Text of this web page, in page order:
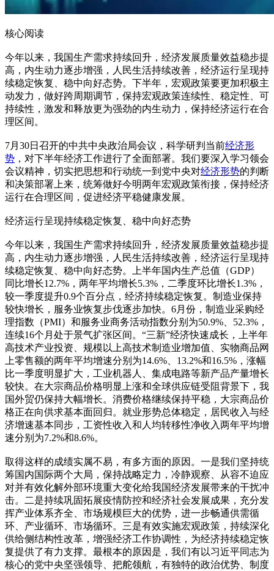
核心阅读
今年以来，我国生产需求持续回升，经济发展质量效益稳步提
高，内生动力逐步增强，人民生活持续改善，经济运行呈现持
续稳定恢复、稳中向好态势。下半年，宏观政策要更加积极主
动发力，做好跨周期调节，保持宏观政策连续性、稳定性、可
持续性，激发和释放更为强劲的内生动力，保持经济运行在合
理区间。
7月30日召开的中共中央政治局会议，科学研判当前经济形
势 ，对下半年经济工作进行了全面部署。我们要深入学习领会
会议精神，切实把思想和行动统一到党中央对经济形势的判断
和决策部署上来，统筹做好今明两年宏观政策衔接，保持经济
运行在合理区间，促进经济平稳健康发展。
经济运行呈现持续稳定恢复、稳中向好态势
今年以来，我国生产需求持续回升，经济发展质量效益稳步提
高，内生动力逐步增强，人民生活持续改善，经济运行呈现持
续稳定恢复、稳中向好态势。上半年国内生产总值（GDP）
同比增长12.7%，两年平均增长5.3%，二季度环比增长1.3%，
较一季度提升0.9个百分点，经济持续稳定恢复。制造业保持
较快增长，服务业恢复步伐逐步加快。6月份，制造业采购经
理指数（PMI）和服务业商务活动指数分别为50.9%、52.3%，
连续16个月处于景气扩张区间。“三新”经济快速成长，上半年
高技术产业投资、规模以上高技术制造业增加值、实物商品网
上零售额的两年平均增速分别为14.6%、13.2%和16.5%，涨幅
比一季度明显扩大，工业机器人、集成电路等新产品产量增长
较快。在大宗商品价格明显上涨和全球供应链受阻背景下，我
国外贸仍保持大幅增长。消费价格继续保持平稳，大宗商品价
格正在向供求基本面回归。就业形势总体稳定，居民收入与经
济增速基本同步，工资性收入和人均转移性净收入两年平均增
速分别为7.2%和8.6%。
取得这样的成绩实属不易，有多方面的原因。一是我们坚持统
筹国内国际两个大局，保持战略定力，冷静观察、从容不迫应
对并有效化解外部环境重大变化给我国经济发展带来的干扰冲
击。二是持续巩固拓展疫情防控和经济社会发展成果，充分发
挥产业体系齐全、市场规模巨大的优势，进一步畅通供需循
环、产业循环、市场循环。三是有效实施宏观政策，持续深化
供给侧结构性改革，增强经济工作协调性，为经济持续稳定恢
复提供了有力支撑。最根本的原因是，我们有以习近平同志为
核心的党中央坚强领导、把舵领航，有独特的政治优势、制度